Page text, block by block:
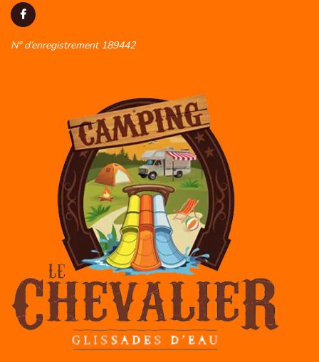
N° d’enregistrement 189442